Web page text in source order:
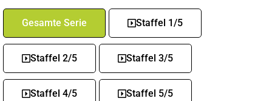
Gesamte Serie Staffel 1/5
Staffel 2/5 Staffel 3/5
Staffel 4/5 Staffel 5/5